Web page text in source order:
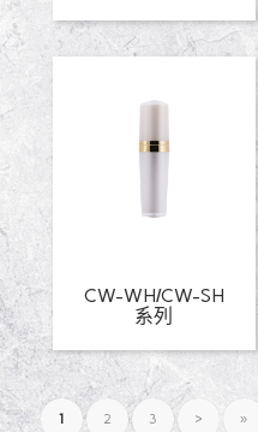
CW-WH/CW-SH
系列
1 2 3 › »